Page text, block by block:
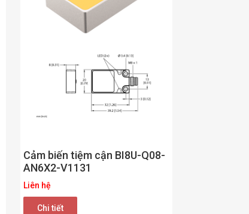
Cảm biến tiệm cận BI8U-Q08-
AN6X2-V1131
Liên hệ
Chi tiết